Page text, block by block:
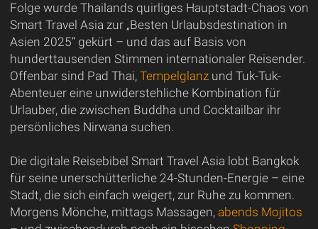
Folge wurde Thailands quirliges Hauptstadt-Chaos von
Smart Travel Asia zur „Besten Urlaubsdestination in
Asien 2025“ gekürt – und das auf Basis von
hunderttausenden Stimmen internationaler Reisender.
Offenbar sind Pad Thai, Tempelglanzund Tuk-Tuk-
Abenteuer eine unwiderstehliche Kombination für
Urlauber, die zwischen Buddha und Cocktailbar ihr
persönliches Nirwana suchen.
Die digitale Reisebibel Smart Travel Asia lobt Bangkok
für seine unerschütterliche 24-Stunden-Energie – eine
Stadt, die sich einfach weigert, zur Ruhe zu kommen.
Morgens Mönche, mittags Massagen, abends Mojitos